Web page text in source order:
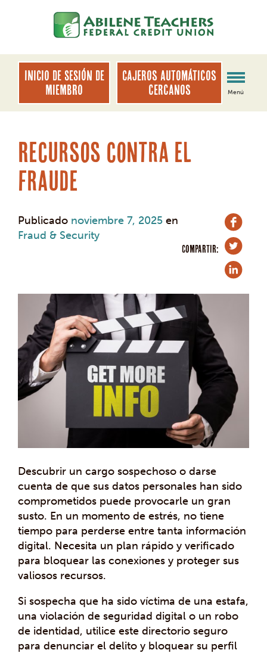
de
sesión
web
INICIO DE SESIÓN DE
MIEMBRO
Cajeros automáticos
cercanos
Menú
Recursos contra el
fraude
Publicado noviembre 7, 2025 en
Fraud & Security
COMPARTIR:
Descubrir un cargo sospechoso o darse
cuenta de que sus datos personales han sido
comprometidos puede provocarle un gran
susto. En un momento de estrés, no tiene
tiempo para perderse entre tanta información
digital. Necesita un plan rápido y verificado
para bloquear las conexiones y proteger sus
valiosos recursos.
Si sospecha que ha sido víctima de una estafa,
una violación de seguridad digital o un robo
de identidad, utilice este directorio seguro
para denunciar el delito y bloquear su perfil